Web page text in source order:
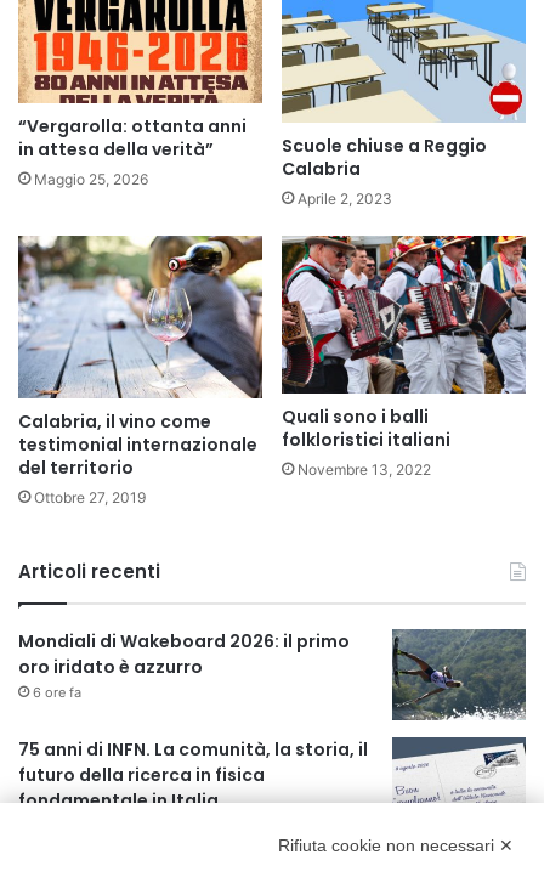
“Vergarolla: ottanta anni
in attesa della verità”
Maggio 25, 2026
Scuole chiuse a Reggio
Calabria
Aprile 2, 2023
Calabria, il vino come
testimonial internazionale
del territorio
Ottobre 27, 2019
Quali sono i balli
folkloristici italiani
Novembre 13, 2022
Articoli recenti
Mondiali di Wakeboard 2026: il primo
oro iridato è azzurro
6 ore fa
75 anni di INFN. La comunità, la storia, il
futuro della ricerca in fisica
fondamentale in Italia
Rifiuta cookie non necessari ✕